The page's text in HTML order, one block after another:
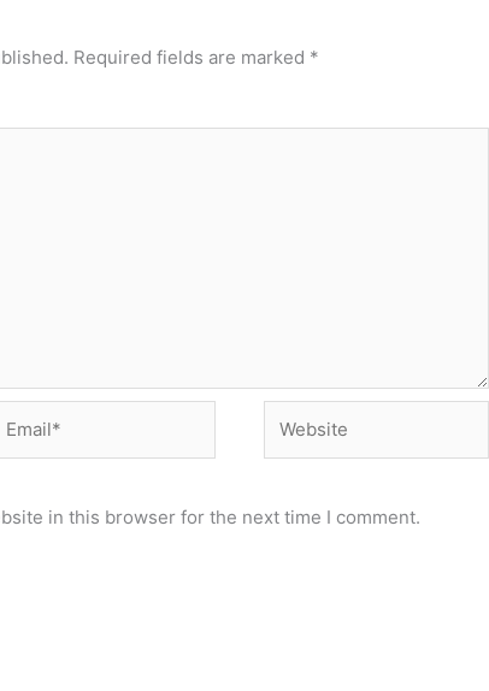
Required fields are marked *
in this browser for the next time I comment.